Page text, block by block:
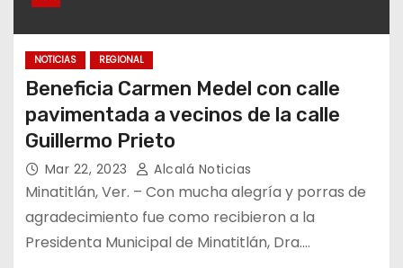
NOTICIAS REGIONAL
Beneficia Carmen Medel con calle
pavimentada a vecinos de la calle
Guillermo Prieto
Mar 22, 2023 Alcalá Noticias
Minatitlán, Ver. – Con mucha alegría y porras de
agradecimiento fue como recibieron a la
Presidenta Municipal de Minatitlán, Dra.…